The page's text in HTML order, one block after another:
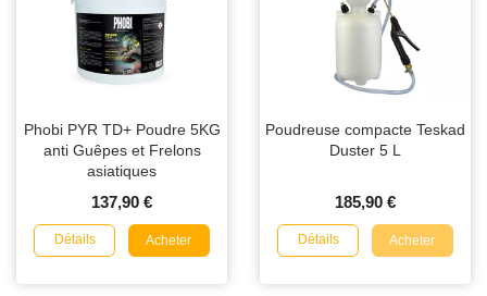
Phobi PYR TD+ Poudre 5KG
anti Guêpes et Frelons
asiatiques
137,90 €
Détails Acheter
Poudreuse compacte Teskad
Duster 5 L
185,90 €
Détails Acheter